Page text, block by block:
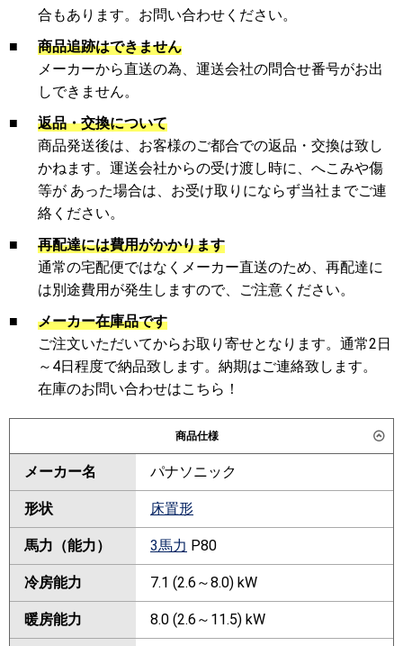
合もあります。お問い合わせください。
■
商品追跡はできません
メーカーから直送の為、運送会社の問合せ番号がお出
しできません。
■
返品・交換について
商品発送後は、お客様のご都合での返品・交換は致し
かねます。運送会社からの受け渡し時に、へこみや傷
等が あった場合は、お受け取りにならず当社までご連
絡ください。
■
再配達には費用がかかります
通常の宅配便ではなくメーカー直送のため、再配達に
は別途費用が発生しますので、ご注意ください。
■
メーカー在庫品です
ご注文いただいてからお取り寄せとなります。通常2日
～4日程度で納品致します。納期はご連絡致します。
在庫のお問い合わせはこちら！
商品仕様
メーカー名 パナソニック
形状 床置形
馬力（能力） 3馬力 P80
冷房能力 7.1 (2.6～8.0) kW
暖房能力 8.0 (2.6～11.5) kW